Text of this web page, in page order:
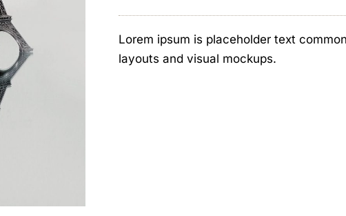
Lorem ipsum is placeholder text
layouts and visual mockups.